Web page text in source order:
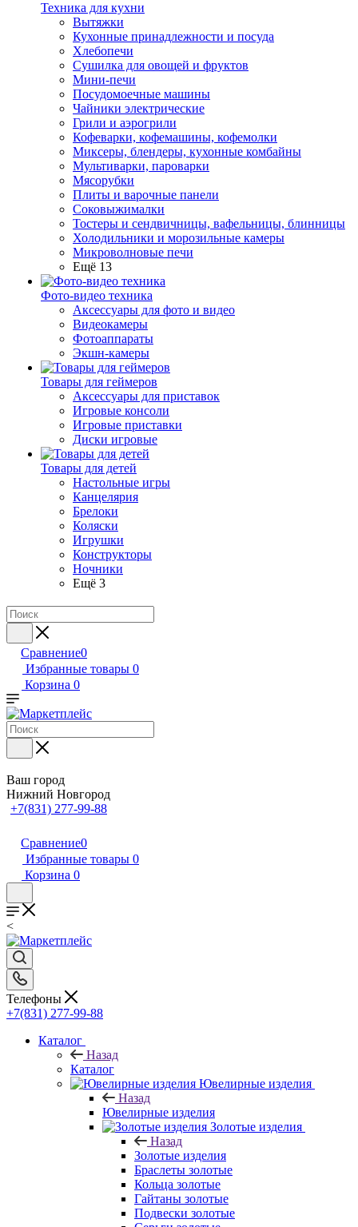
Техника для кухни
Вытяжки
Кухонные принадлежности и посуда
Хлебопечи
Сушилка для овощей и фруктов
Мини-печи
Посудомоечные машины
Чайники электрические
Грили и аэрогрили
Кофеварки, кофемашины, кофемолки
Миксеры, блендеры, кухонные комбайны
Мультиварки, пароварки
Мясорубки
Плиты и варочные панели
Соковыжималки
Тостеры и сендвичницы, вафельницы, блинницы
Холодильники и морозильные камеры
Микроволновые печи
Ещё 13
Фото-видео техника
Аксессуары для фото и видео
Видеокамеры
Фотоаппараты
Экшн-камеры
Товары для геймеров
Аксессуары для приставок
Игровые консоли
Игровые приставки
Диски игровые
Товары для детей
Настольные игры
Канцелярия
Брелоки
Коляски
Игрушки
Конструкторы
Ночники
Ещё 3
Сравнение0
Избранные товары 0
Корзина 0
Ваш город
Нижний Новгород
+7(831) 277-99-88
Сравнение0
Избранные товары 0
Корзина 0
<
Телефоны
+7(831) 277-99-88
Каталог
Назад
Каталог
Ювелирные изделия
Назад
Ювелирные изделия
Золотые изделия
Назад
Золотые изделия
Браслеты золотые
Кольца золотые
Гайтаны золотые
Подвески золотые